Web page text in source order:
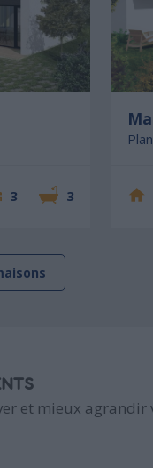
3 3
et mieux agrandir